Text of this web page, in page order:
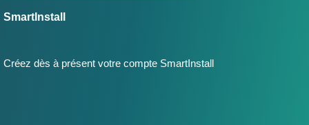
SmartInstall
Créez dès à présent votre compte SmartInstall